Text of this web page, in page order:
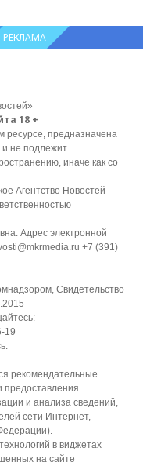
РЕКЛАМА
18 +
предназначена
и не подлежит
иначе как со
Агентство Новостей
Адрес электронной
+7 (391)
Свидетельство
19
рекомендательные
предоставления
и анализа сведений,
сети Интернет,
в виджетах
на сайте